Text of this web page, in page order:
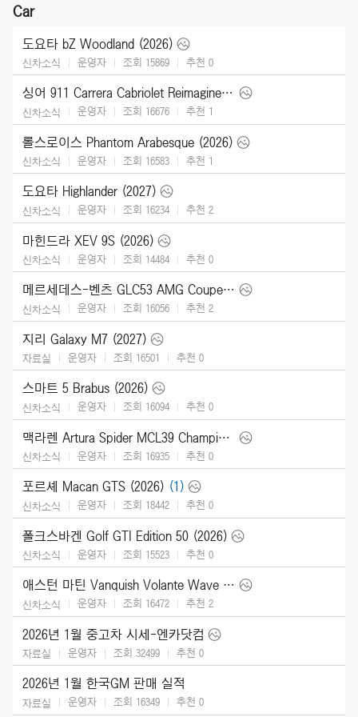
Car
도요타 bZ Woodland (2026)
신차소식 운영자 조회 15869 추천 0
싱어 911 Carrera Cabriolet Reimagined Type 964 (2026)
신차소식 운영자 조회 16676 추천 1
롤스로이스 Phantom Arabesque (2026)
신차소식 운영자 조회 16583 추천 1
도요타 Highlander (2027)
신차소식 운영자 조회 16234 추천 2
마힌드라 XEV 9S (2026)
신차소식 운영자 조회 14484 추천 0
메르세데스-벤츠 GLC53 AMG Coupe (2027)
신차소식 운영자 조회 16056 추천 2
지리 Galaxy M7 (2027)
자료실 운영자 조회 16501 추천 0
스마트 5 Brabus (2026)
신차소식 운영자 조회 16094 추천 0
맥라렌 Artura Spider MCL39 Championship Edition (2026)
신차소식 운영자 조회 16935 추천 0
포르셰 Macan GTS (2026) (1)
신차소식 운영자 조회 18442 추천 0
폴크스바겐 Golf GTI Edition 50 (2026)
신차소식 운영자 조회 15523 추천 0
애스턴 마틴 Vanquish Volante Wave Edition (2026)
신차소식 운영자 조회 16472 추천 2
2026년 1월 중고차 시세-엔카닷컴
자료실 운영자 조회 32499 추천 0
2026년 1월 한국GM 판매 실적
자료실 운영자 조회 16349 추천 0